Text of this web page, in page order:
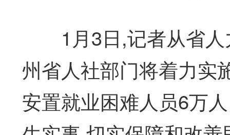
1月3日,记者从省人
州省人社部门将着力实
安置就业困难人员6万